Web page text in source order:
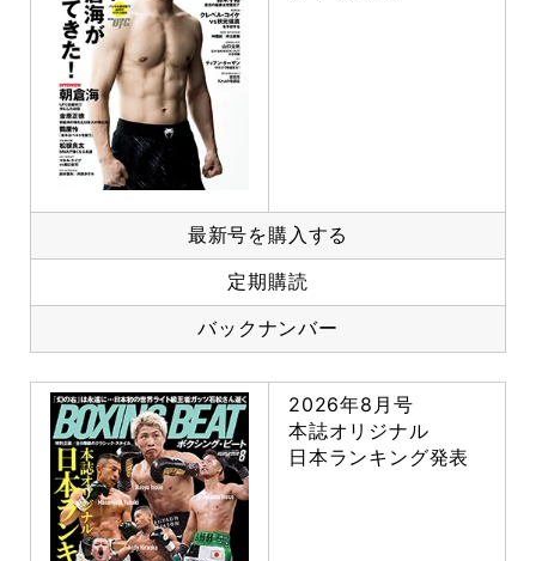
最新号を購入する
定期購読
バックナンバー
2026年8月号
本誌オリジナル
日本ランキング発表